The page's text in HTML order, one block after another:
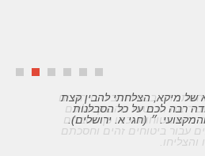
של מיקא, הצלחתי להבין קצת
רבה לכם על כל הסבלנות
״ (חגי א. ירושלים).